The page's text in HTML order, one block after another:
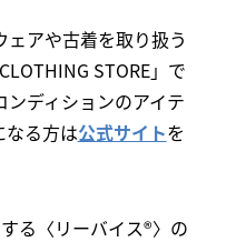
アや古着を取り扱う
STORE」で
ディションのアイテ
なる方は公式サイトを
る〈リーバイス®〉の